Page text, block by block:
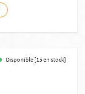
Disponible [15 en stock]